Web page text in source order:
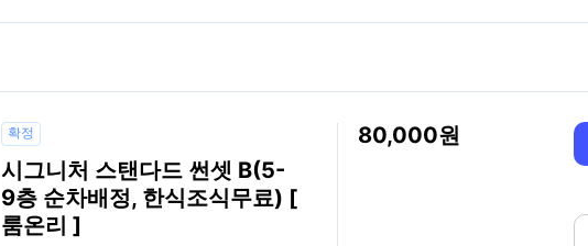
확정
시그니처 스탠다드 썬셋 B(5-
9층 순차배정, 한식조식무료) [
룸온리 ]
80,000